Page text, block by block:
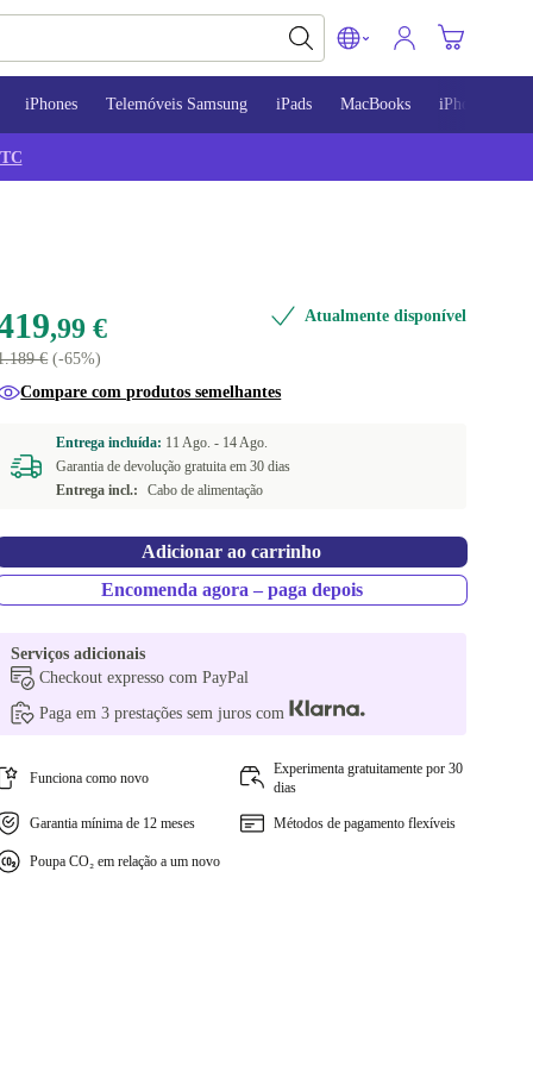
iPhones Telemóveis Samsung iPads MacBooks iPhone 13
TC
,99 €
€(-65%)
Atualmente disponível
Compare com produtos semelhantes
Entrega incluída: 11 Ago. - 14 Ago.
Garantia de devolução gratuita em 30 dias
Entrega incl.:
Cabo de alimentação
Adicionar ao carrinho
Encomenda agora – paga depois
Serviços adicionais
Checkout expresso com PayPal
Paga em 3 prestações sem juros com
Funciona como novo
Experimenta gratuitamente por 30
dias
Garantia mínima de 12 meses Métodos de pagamento flexíveis
Poupa CO₂ em relação a um novo